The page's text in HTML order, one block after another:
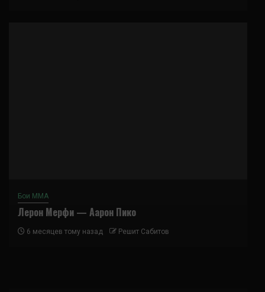
Бои ММА
Лерон Мерфи — Аарон Пико
6 месяцев тому назад Решит Сабитов